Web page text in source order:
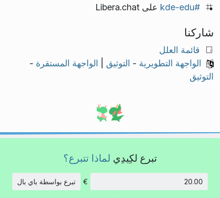
#kde-edu
على Libera.chat
شاركنا
قائمة العلل
الواجهة التطويرية - التوثيق الواجهة المستقرة -
التوثيق
تبرع لكِيدِي لماذا تتبرع؟
€ تبرع بواسطة باي بال